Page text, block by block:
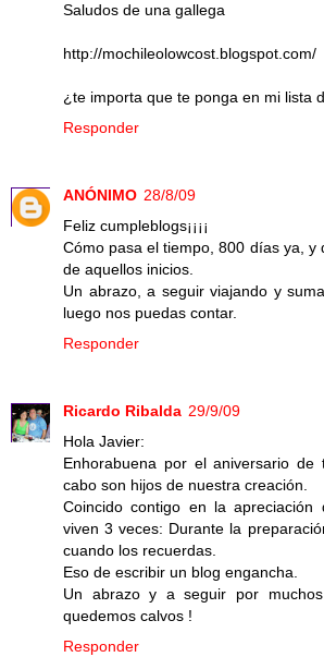
Saludos de una gallega
http://mochileolowcost.blogspot.com/
¿te importa que te ponga en mi lista
Responder
ANÓNIMO 28/8/09
Feliz cumpleblogs¡¡¡¡
Cómo pasa el tiempo, 800 días ya, y
de aquellos inicios.
Un abrazo, a seguir viajando y
luego nos puedas contar.
Responder
Ricardo Ribalda 29/9/09
Hola Javier:
Enhorabuena por el aniversario
cabo son hijos de nuestra creación.
Coincido contigo en la
viven 3 veces: Durante la
cuando los recuerdas.
Eso de escribir un blog engancha.
Un abrazo y a seguir por
quedemos calvos !
Responder